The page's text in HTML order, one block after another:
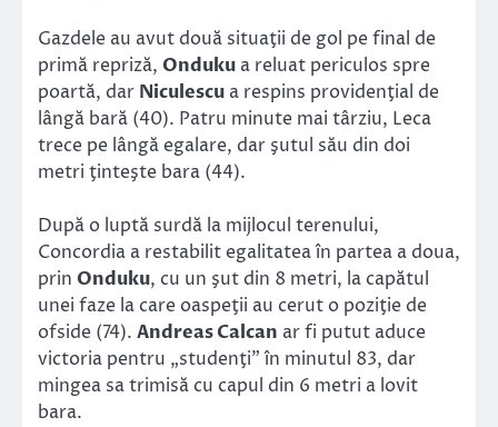
Gazdele au avut două situaţii de gol pe final de
primă repriză, Onduku a reluat periculos spre
poartă, dar Niculescu a respins providenţial de
lângă bară (40). Patru minute mai târziu, Leca
trece pe lângă egalare, dar şutul său din doi
metri ţinteşte bara (44).
După o luptă surdă la mijlocul terenului,
Concordia a restabilit egalitatea în partea a doua,
prin Onduku, cu un şut din 8 metri, la capătul
unei faze la care oaspeţii au cerut o poziţie de
ofside (74). Andreas Calcan ar fi putut aduce
victoria pentru „studenţi” în minutul 83, dar
mingea sa trimisă cu capul din 6 metri a lovit
bara.